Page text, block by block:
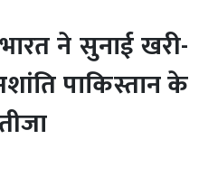
ने सुनाई खरी-
पाकिस्तान के